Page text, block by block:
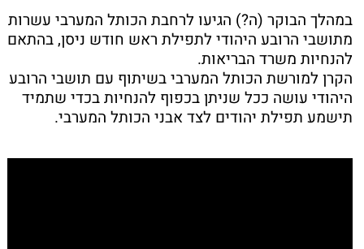
במהלך הבוקר (ה?) הגיעו לרחבת הכותל המערבי עשרות
מתושבי הרובע היהודי לתפילת ראש חודש ניסן, בהתאם
להנחיות משרד הבריאות.
הקרן למורשת הכותל המערבי בשיתוף עם תושבי הרובע
היהודי עושה ככל שניתן בכפוף להנחיות בכדי שתמיד
תישמע תפילת יהודים לצד אבני הכותל המערבי.